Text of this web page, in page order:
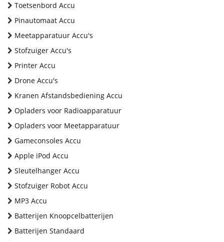
Toetsenbord Accu
Pinautomaat Accu
Meetapparatuur Accu's
Stofzuiger Accu's
Printer Accu
Drone Accu's
Kranen Afstandsbediening Accu
Opladers voor Radioapparatuur
Opladers voor Meetapparatuur
Gameconsoles Accu
Apple iPod Accu
Sleutelhanger Accu
Stofzuiger Robot Accu
MP3 Accu
Batterijen Knoopcelbatterijen
Batterijen Standaard